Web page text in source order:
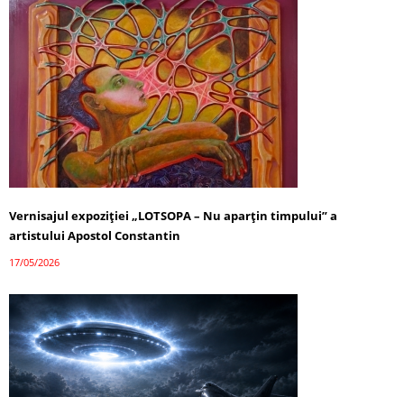
Vernisajul expoziției „LOTSOPA – Nu aparțin timpului” a
artistului Apostol Constantin
17/05/2026